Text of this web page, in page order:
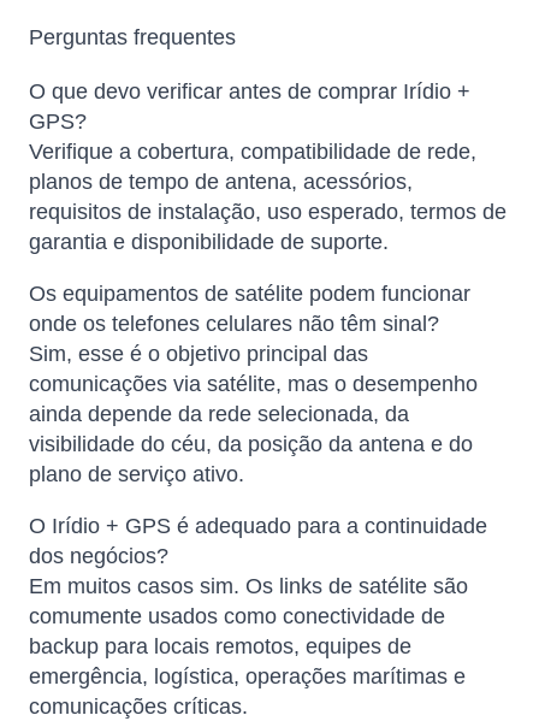
Perguntas frequentes
O que devo verificar antes de comprar Irídio +
GPS?
Verifique a cobertura, compatibilidade de rede,
planos de tempo de antena, acessórios,
requisitos de instalação, uso esperado, termos de
garantia e disponibilidade de suporte.
Os equipamentos de satélite podem funcionar
onde os telefones celulares não têm sinal?
Sim, esse é o objetivo principal das
comunicações via satélite, mas o desempenho
ainda depende da rede selecionada, da
visibilidade do céu, da posição da antena e do
plano de serviço ativo.
O Irídio + GPS é adequado para a continuidade
dos negócios?
Em muitos casos sim. Os links de satélite são
comumente usados ​​como conectividade de
backup para locais remotos, equipes de
emergência, logística, operações marítimas e
comunicações críticas.